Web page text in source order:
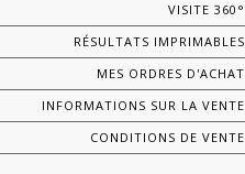
VISITE 360°
RÉSULTATS IMPRIMABLES
MES ORDRES D'ACHAT
INFORMATIONS SUR LA VENTE
CONDITIONS DE VENTE